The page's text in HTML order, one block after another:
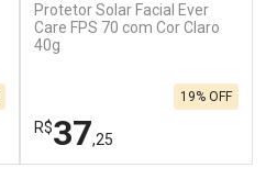
Protetor Solar Facial Ever
Care FPS 70 com Cor Claro
40g
R$37,25
19% OFF